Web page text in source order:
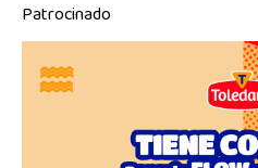
Patrocinado